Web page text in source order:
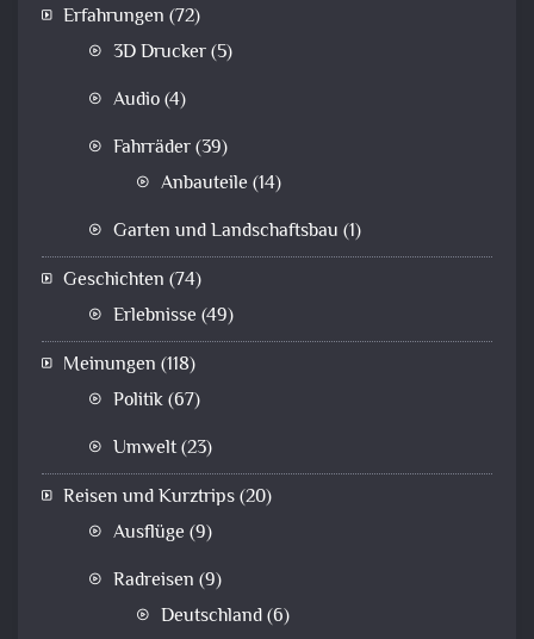
Erfahrungen (72)
3D Drucker(5)
Audio(4)
Fahrräder(39)
Anbauteile (14)
Garten und Landschaftsbau (1)
Geschichten (74)
Erlebnisse (49)
Meinungen (118)
Politik(67)
Umwelt(23)
Reisen und Kurztrips(20)
Ausflüge (9)
Radreisen (9)
Deutschland(6)